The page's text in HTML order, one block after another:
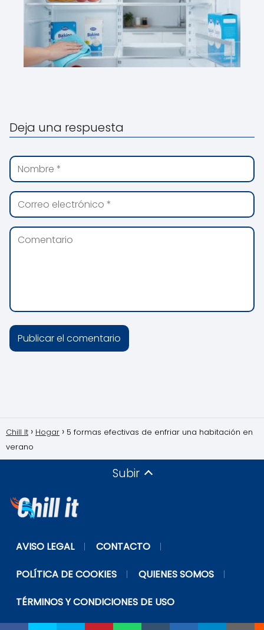
Deja una respuesta
Chill It Hogar
5 formas efectivas de enfriar una habitación en
verano
Subir
AVISO LEGAL CONTACTO
POLÍTICA DE COOKIES QUIENES SOMOS
TÉRMINOS Y CONDICIONES DE USO